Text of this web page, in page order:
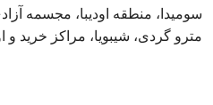
سومیدا، منطقه اودیبا، مجسمه
مترو گردی، شیبویا، مراکز خرید